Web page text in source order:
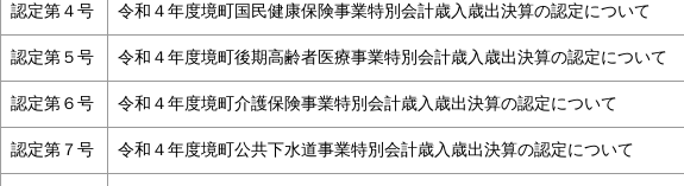
認定第４号 令和４年度境町国民健康保険事業特別会計歳入歳出決算の認定について
認定第５号 令和４年度境町後期高齢者医療事業特別会計歳入歳出決算の認定について
認定第６号 令和４年度境町介護保険事業特別会計歳入歳出決算の認定について
認定第７号 令和４年度境町公共下水道事業特別会計歳入歳出決算の認定について